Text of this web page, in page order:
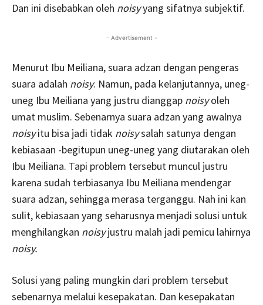
Dan ini disebabkan oleh noisyyang sifatnya subjektif.
- Advertisement -
Menurut Ibu Meiliana, suara adzan dengan pengeras
suara adalah noisy. Namun, pada kelanjutannya, uneg-
uneg Ibu Meiliana yang justru dianggap noisyoleh
umat muslim. Sebenarnya suara adzan yang awalnya
noisyitu bisa jadi tidak noisysalah satunya dengan
kebiasaan -begitupun uneg-uneg yang diutarakan oleh
Ibu Meiliana. Tapi problem tersebut muncul justru
karena sudah terbiasanya Ibu Meiliana mendengar
suara adzan, sehingga merasa terganggu. Nah ini kan
sulit, kebiasaan yang seharusnya menjadi solusi untuk
menghilangkan noisyjustru malah jadi pemicu lahirnya
noisy.
Solusi yang paling mungkin dari problem tersebut
sebenarnya melalui kesepakatan. Dan kesepakatan